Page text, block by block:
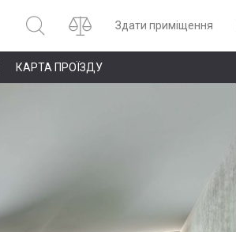
Здати приміщення
КАРТА ПРОЇЗДУ